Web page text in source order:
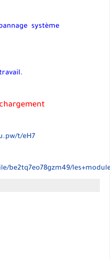
système
t/eH7
be2tq7eo78gzm49/